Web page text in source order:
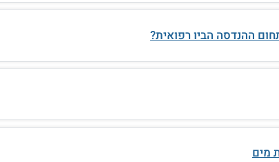
ההנדסה הביו רפואית?
מים